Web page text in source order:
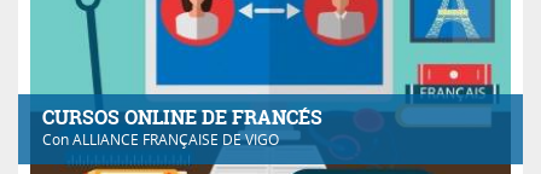
CURSOS ONLINE DE FRANCÉS
ConALLIANCE FRANÇAISE DE VIGO